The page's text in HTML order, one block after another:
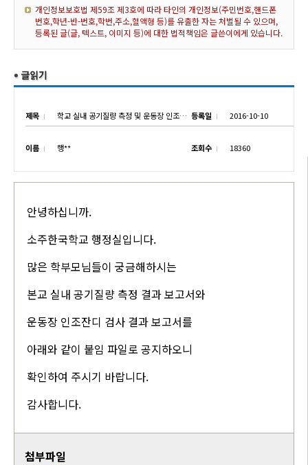
개인정보보호법 제59조 제3호에 따라 타인의 개인정보(주민번호,핸드폰
번호,학년-반-번호,학번,주소,혈액형 등)를 유출한 자는 처벌될 수 있으며,
등록된 글(글, 텍스트, 이미지 등)에 대한 법적책임은 글쓴이에게 있습니다.
제목 학교 실내 공기질량 측정 및 운동장 인조잔디 결과보고서 공지 등록일 2016-10-10
이름 행** 조회수 18360
안녕하십니까.
소주한국학교 행정실입니다.
많은 학부모님들이 궁금해하시는
본교 실내 공기질량 측정 결과 보고서와
운동장 인조잔디 검사 결과 보고서를
아래와 같이 붙임 파일로 공지하오니
확인하여 주시기 바랍니다.
감사합니다.
첨부파일